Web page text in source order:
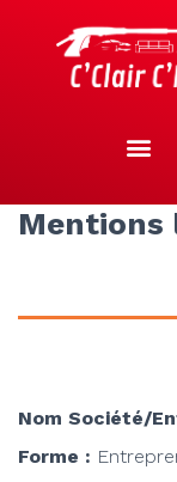
Mentions
Nom Société/
Forme :